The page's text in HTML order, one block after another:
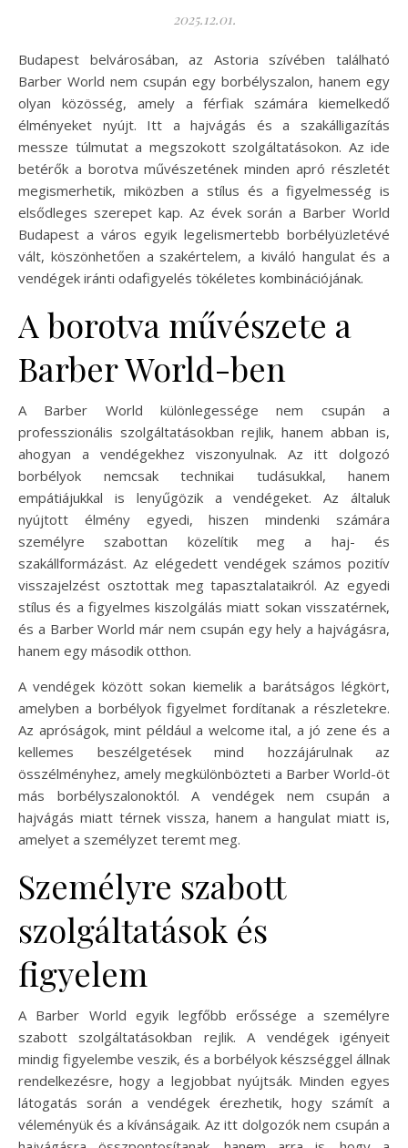
2025.12.01.
Budapest belvárosában, az Astoria szívében található
Barber World nem csupán egy borbélyszalon, hanem egy
olyan közösség, amely a férfiak számára kiemelkedő
élményeket nyújt. Itt a hajvágás és a szakálligazítás
messze túlmutat a megszokott szolgáltatásokon. Az ide
betérők a borotva művészetének minden apró részletét
megismerhetik, miközben a stílus és a figyelmesség is
elsődleges szerepet kap. Az évek során a Barber World
Budapest a város egyik legelismertebb borbélyüzletévé
vált, köszönhetően a szakértelem, a kiváló hangulat és a
vendégek iránti odafigyelés tökéletes kombinációjának.
A borotva művészete a
Barber World-ben
A Barber World különlegessége nem csupán a
professzionális szolgáltatásokban rejlik, hanem abban is,
ahogyan a vendégekhez viszonyulnak. Az itt dolgozó
borbélyok nemcsak technikai tudásukkal, hanem
empátiájukkal is lenyűgözik a vendégeket. Az általuk
nyújtott élmény egyedi, hiszen mindenki számára
személyre szabottan közelítik meg a haj- és
szakállformázást. Az elégedett vendégek számos pozitív
visszajelzést osztottak meg tapasztalataikról. Az egyedi
stílus és a figyelmes kiszolgálás miatt sokan visszatérnek,
és a Barber World már nem csupán egy hely a hajvágásra,
hanem egy második otthon.
A vendégek között sokan kiemelik a barátságos légkört,
amelyben a borbélyok figyelmet fordítanak a részletekre.
Az apróságok, mint például a welcome ital, a jó zene és a
kellemes beszélgetések mind hozzájárulnak az
összélményhez, amely megkülönbözteti a Barber World-öt
más borbélyszalonoktól. A vendégek nem csupán a
hajvágás miatt térnek vissza, hanem a hangulat miatt is,
amelyet a személyzet teremt meg.
Személyre szabott
szolgáltatások és
figyelem
A Barber World egyik legfőbb erőssége a személyre
szabott szolgáltatásokban rejlik. A vendégek igényeit
mindig figyelembe veszik, és a borbélyok készséggel állnak
rendelkezésre, hogy a legjobbat nyújtsák. Minden egyes
látogatás során a vendégek érezhetik, hogy számít a
véleményük és a kívánságaik. Az itt dolgozók nem csupán a